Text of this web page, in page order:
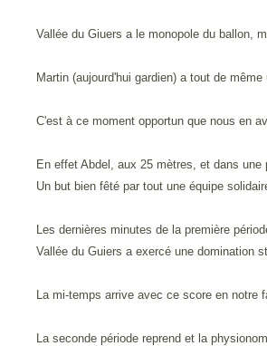
Vallée du Giuers a le monopole du ballon,
Martin (aujourd'hui gardien) a tout de
C'est à ce moment opportun que nous en
En effet Abdel, aux 25 mètres, et dans
Un but bien fêté par tout une équipe
Les dernières minutes de la première
Vallée du Guiers a exercé une domination
La mi-temps arrive avec ce score en
La seconde période reprend et la